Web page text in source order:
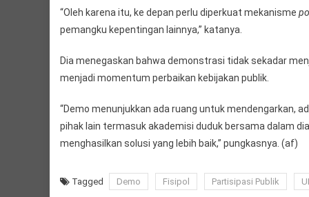
“Oleh karena itu, ke depan perlu diperkuat mekanisme
pemangku kepentingan lainnya,” katanya.
Dia menegaskan bahwa demonstrasi tidak sekadar
menjadi momentum perbaikan kebijakan publik.
“Demo menunjukkan ada ruang untuk mendengarkan,
pihak lain termasuk akademisi duduk bersama dalam
menghasilkan solusi yang lebih baik,” pungkasnya. (af)
Tagged Demo Fisipol Partisipasi Publik